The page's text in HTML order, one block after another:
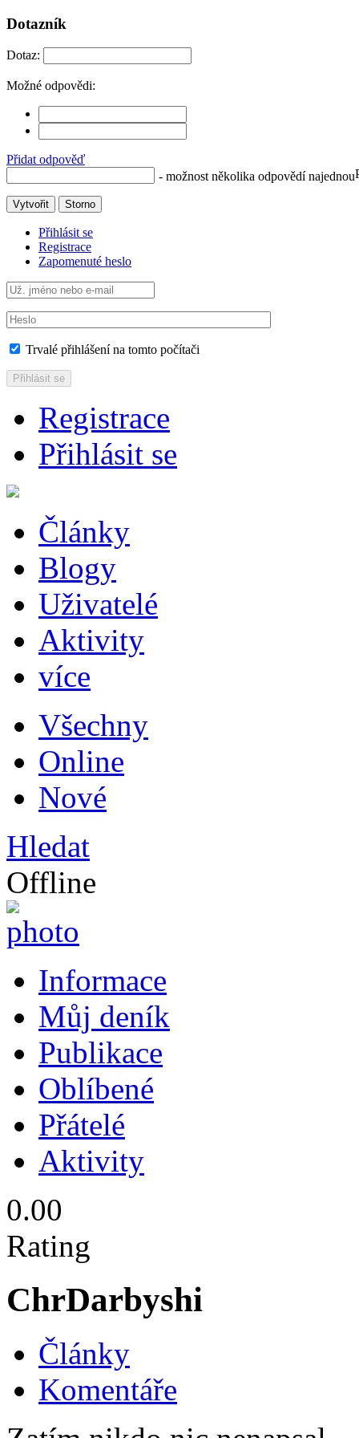
Dotazník
Dotaz:
Možné odpovědi:
Přidat odpověď
- možnost několika odpovědí najednou
Vytvořit Storno
Přihlásit se
Registrace
Zapomenuté heslo
Trvalé přihlášení na tomto počítači
Přihlásit se
Registrace
Přihlásit se
Články
Blogy
Uživatelé
Aktivity
více
Všechny
Online
Nové
Hledat
Offline
Informace
Můj deník
Publikace
Oblíbené
Přátelé
Aktivity
0.00
Rating
ChrDarbyshi
Články
Komentáře